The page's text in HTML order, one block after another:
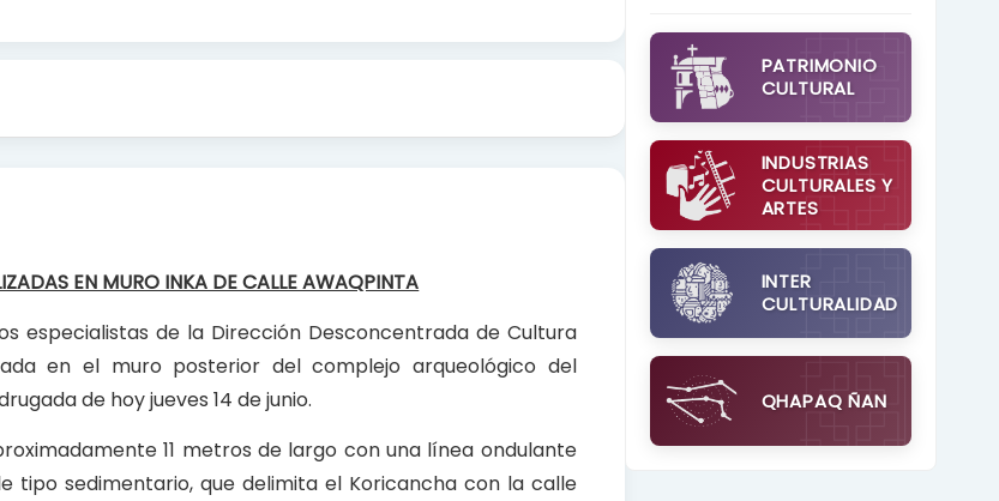
EN MURO INKA DE CALLE AWAQPINTA
especialistas de la Dirección Desconcentrada de Cultura
en el muro posterior del complejo arqueológico del
de hoy jueves 14 de junio.
11 metros de largo con una línea ondulante
tipo sedimentario, que delimita el Koricancha con la calle
PATRIMONIO
CULTURAL
INDUSTRIAS
CULTURALES Y
ARTES
INTER
CULTURALIDAD
QHAPAQ ÑAN